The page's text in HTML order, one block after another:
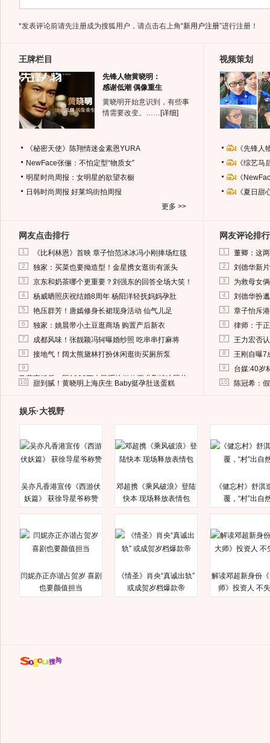
*发表评论前请先注册成为搜狐用户，请点击右上角“新用户注册”进行注册！
王牌栏目
先锋人物黄晓明：
感谢低潮 偶像重生
黄晓明开始意识到，有些事
情需要改变。…… [详细]
《秘密天使》陈翔情迷金素恩YURA
NewFace张俪：不怕定型“物质女”
明星时尚周报：女明星的欲望衣橱
日韩时尚周报 好莱坞街拍周报
更多 >>
视频策划
《先锋
《综艺
《
《夏日
网友点击排行
1 《比利林恩》首映 章子怡范冰冰冯小刚捧场红毯
2 独家：买菜也要拗造型！金星携女逛街有派头
3 京东和奶茶哪个更重要？刘强东的回答全场大笑！
4 杨威晒照庆祝结婚8周年 杨阳洋轻抚妈妈孕肚
5 艳压群芳！唐嫣修身长裙现身活动 仙气儿足
6 独家：姚晨带小土豆逛商场 购置产后新衣
7 成都风味！张靓颖冯轲曝婚纱照 吃串串打麻将
8 接地气！阔太熊黛林打扮休闲逛街买厕所泵
9
马蓉离婚后，砸1000万人民币给媒体要求删掉这照片
10 甜到腻！黄晓明上海庆生 Baby挺孕肚送蛋糕
网友评论排行
1 董卿：这
2 刘德华新
3 为救母女
4 刘德华扮
5 章子怡斥
6 律师：于
7 王力宏否
8 王刚自曝7
9 台媒:40岁
10 陈冠希：
娱乐·大视野
吴亦凡香港宣传《西游伏
妖篇》 获徐导星爷称赞
邓超携《乘风破浪》登陆
快本 现场释放表情包
《健忘村》舒淇
覆，“村”出自
闫妮亦正亦谐占贺岁 喜剧
也要颜值担当
《情圣》肖央“真诚出轨”
或成贺岁档爆款帝
解读邓超新身份
师》投资人 不